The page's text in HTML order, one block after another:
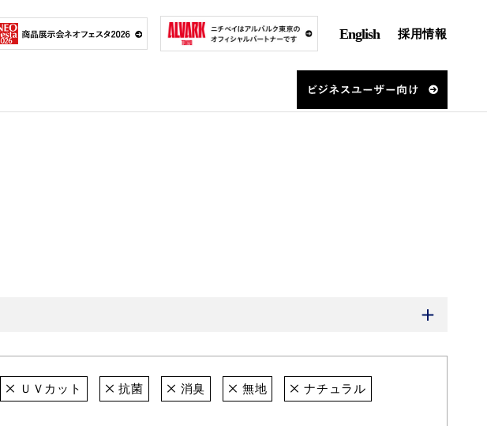
English 採用情報
ＵＶカット 抗菌 消臭 無地 ナチュラル